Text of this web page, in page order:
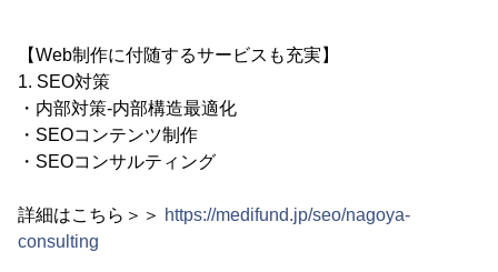
【Web制作に付随するサービスも充実】
1. SEO対策
・内部対策-内部構造最適化
・SEOコンテンツ制作
・SEOコンサルティング
詳細はこちら＞＞ https://medifund.jp/seo/nagoya-
consulting